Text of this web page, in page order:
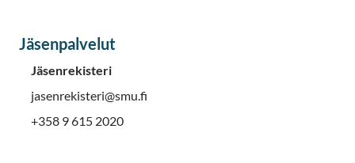
Jäsenpalvelut
Jäsenrekisteri
jasenrekisteri@smu.fi
+358 9 615 2020